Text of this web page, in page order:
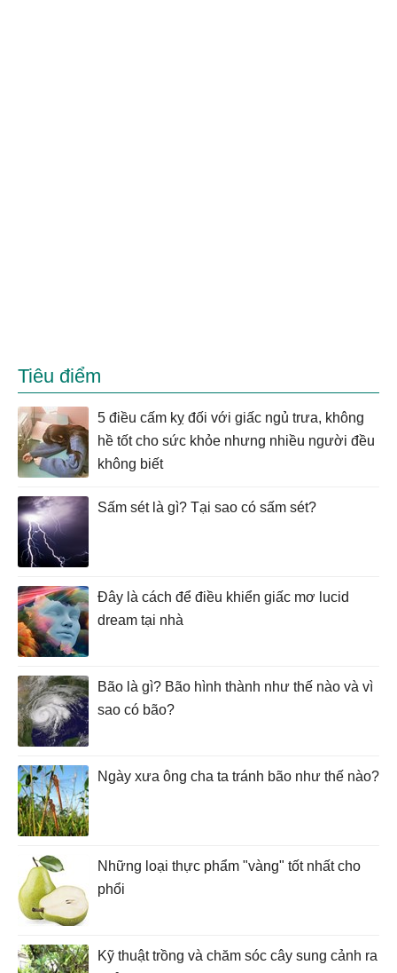
Tiêu điểm
5 điều cấm kỵ đối với giấc ngủ trưa, không
hề tốt cho sức khỏe nhưng nhiều người đều
không biết
Sấm sét là gì? Tại sao có sấm sét?
Đây là cách để điều khiển giấc mơ lucid
dream tại nhà
Bão là gì? Bão hình thành như thế nào và vì
sao có bão?
Ngày xưa ông cha ta tránh bão như thế nào?
Những loại thực phẩm "vàng" tốt nhất cho
phổi
Kỹ thuật trồng và chăm sóc cây sung cảnh ra